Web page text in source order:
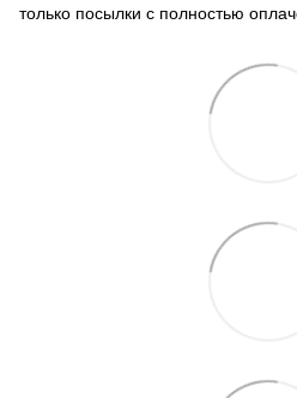
только посылки с полностью